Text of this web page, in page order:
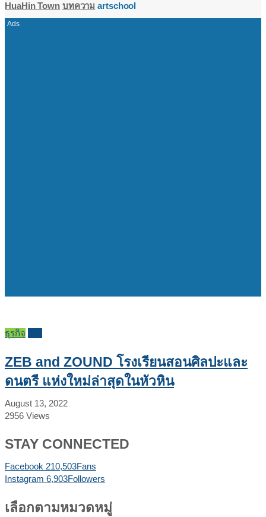
HuaHin Town บทความ artschool
ธุรกิจ
ZEB and ZOUND โรงเรียนสอนศิลปะและ
ดนตรี แห่งใหม่ล่าสุดในหัวหิน
August 13, 2022
2956 Views
STAY CONNECTED
Facebook 210,503Fans
Instagram 6,903Followers
เลือกตามหมวดหมู่